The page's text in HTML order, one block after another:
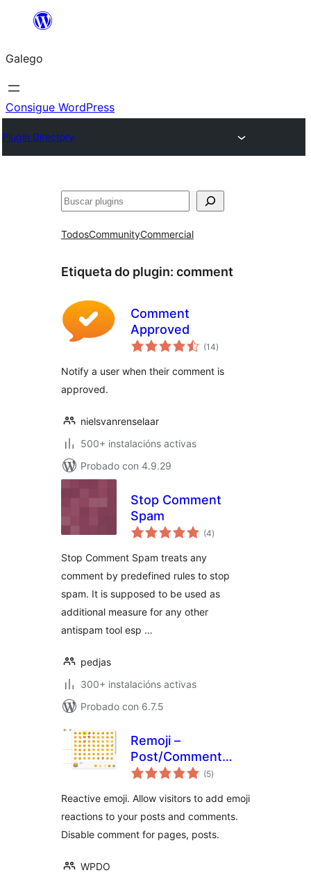
Saltar
contido
Galego
Consigue WordPress
Plugin Directory
Buscar
TodosCommunityCommercial
Etiqueta do plugin: comment
Comment
Approved
(14valoracións
totais
)
Notify a user when their comment is
approved.
nielsvanrenselaar
500+ instalacións activas
Probado con 4.9.29
Stop Comment
Spam
(4valoracións
totais
)
Stop Comment Spam treats any
comment by predefined rules to stop
spam. It is supposed to be used as
additional measure for any other
antispam tool esp …
pedjas
300+ instalacións activas
Probado con 6.7.5
Remoji –
Post/Comment
Reaction and(5valoracións
totais
)
Reactive emoji. Allow visitors to add emoji
reactions to your posts and comments.
Disable comment for pages, posts.
WPDO